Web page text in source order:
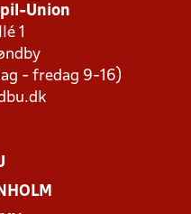
Union
1
- fredag 9-16)